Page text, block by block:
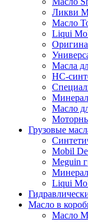
Ликви
Масло
Liqui
Масла
HC-
Масло
Грузовые
Mobil
Meguin
Liqui
Масло в
Масло